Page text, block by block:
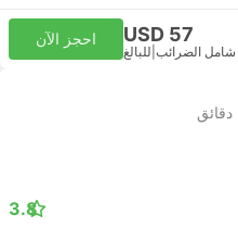
USD 57
شامل الضرائب للبالغ
احجز الآن
3.8